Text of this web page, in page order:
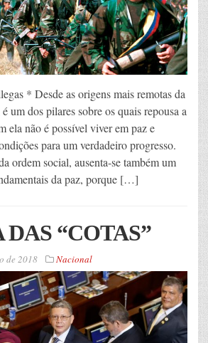
* Desde as origens mais remotas da
um dos pilares sobre os quais repousa a
ela não é possível viver em paz e
para um verdadeiro progresso.
ordem social, ausenta-se também um
da paz, porque […]
“COTAS”
de 2018 Nacional